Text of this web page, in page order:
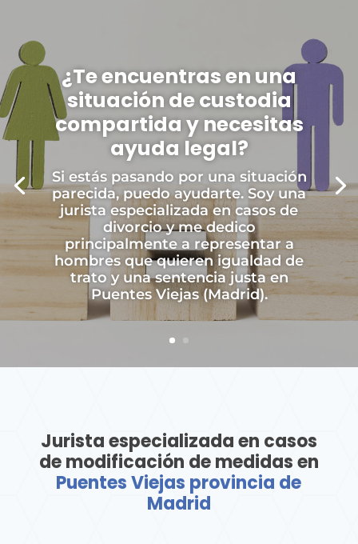
¿Te encuentras en una
situación de custodia
compartida y necesitas
ayuda legal?
Si estás pasando por una situación
parecida, puedo ayudarte. Soy una
jurista especializada en casos de
divorcio y me dedico
principalmente a representar a
hombres que quieren igualdad de
trato y una sentencia justa en
Puentes Viejas (Madrid).
Jurista especializada en casos
de modificación de medidas en
Puentes Viejas provincia de
Madrid